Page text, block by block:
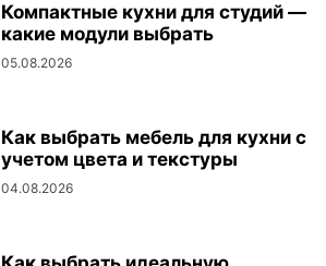
Компактные кухни для студий —
какие модули выбрать
05.08.2026
Как выбрать мебель для кухни с
учетом цвета и текстуры
04.08.2026